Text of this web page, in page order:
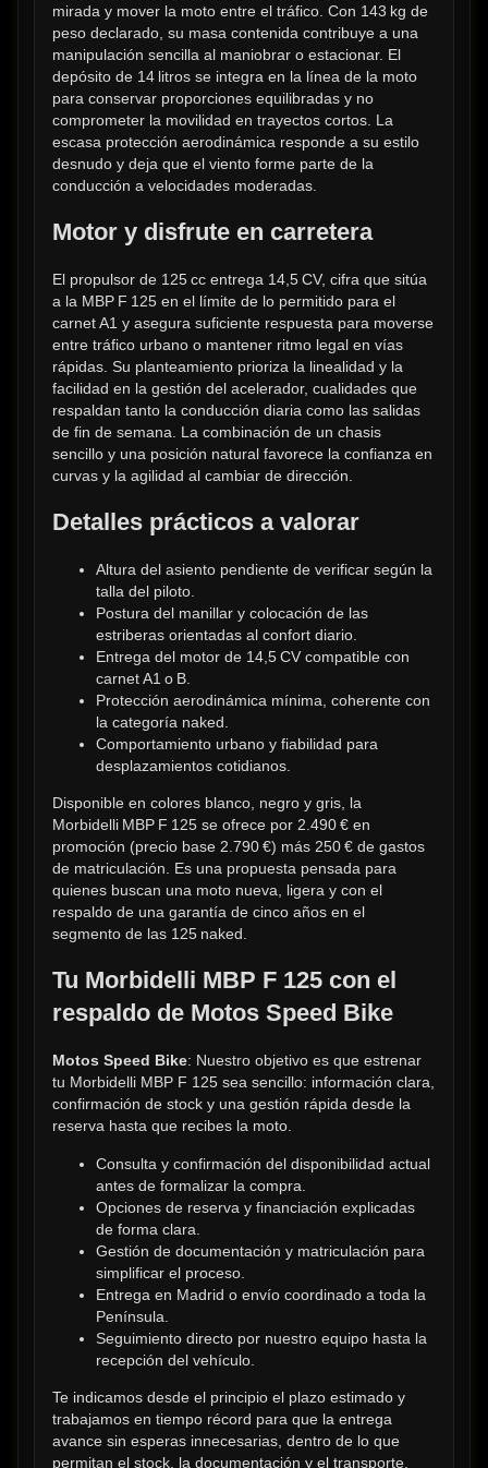
mirada y mover la moto entre el tráfico. Con 143 kg de
peso declarado, su masa contenida contribuye a una
manipulación sencilla al maniobrar o estacionar. El
depósito de 14 litros se integra en la línea de la moto
para conservar proporciones equilibradas y no
comprometer la movilidad en trayectos cortos. La
escasa protección aerodinámica responde a su estilo
desnudo y deja que el viento forme parte de la
conducción a velocidades moderadas.
Motor y disfrute en carretera
El propulsor de 125 cc entrega 14,5 CV, cifra que sitúa
a la MBP F 125 en el límite de lo permitido para el
carnet A1 y asegura suficiente respuesta para moverse
entre tráfico urbano o mantener ritmo legal en vías
rápidas. Su planteamiento prioriza la linealidad y la
facilidad en la gestión del acelerador, cualidades que
respaldan tanto la conducción diaria como las salidas
de fin de semana. La combinación de un chasis
sencillo y una posición natural favorece la confianza en
curvas y la agilidad al cambiar de dirección.
Detalles prácticos a valorar
Altura del asiento pendiente de verificar según la
talla del piloto.
Postura del manillar y colocación de las
estriberas orientadas al confort diario.
Entrega del motor de 14,5 CV compatible con
carnet A1 o B.
Protección aerodinámica mínima, coherente con
la categoría naked.
Comportamiento urbano y fiabilidad para
desplazamientos cotidianos.
Disponible en colores blanco, negro y gris, la
Morbidelli MBP F 125 se ofrece por 2.490 € en
promoción (precio base 2.790 €) más 250 € de gastos
de matriculación. Es una propuesta pensada para
quienes buscan una moto nueva, ligera y con el
respaldo de una garantía de cinco años en el
segmento de las 125 naked.
Tu Morbidelli MBP F 125 con el
respaldo de Motos Speed Bike
Motos Speed Bike: Nuestro objetivo es que estrenar
tu Morbidelli MBP F 125 sea sencillo: información clara,
confirmación de stock y una gestión rápida desde la
reserva hasta que recibes la moto.
Consulta y confirmación del disponibilidad actual
antes de formalizar la compra.
Opciones de reserva y financiación explicadas
de forma clara.
Gestión de documentación y matriculación para
simplificar el proceso.
Entrega en Madrid o envío coordinado a toda la
Península.
Seguimiento directo por nuestro equipo hasta la
recepción del vehículo.
Te indicamos desde el principio el plazo estimado y
trabajamos en tiempo récord para que la entrega
avance sin esperas innecesarias, dentro de lo que
permitan el stock, la documentación y el transporte.